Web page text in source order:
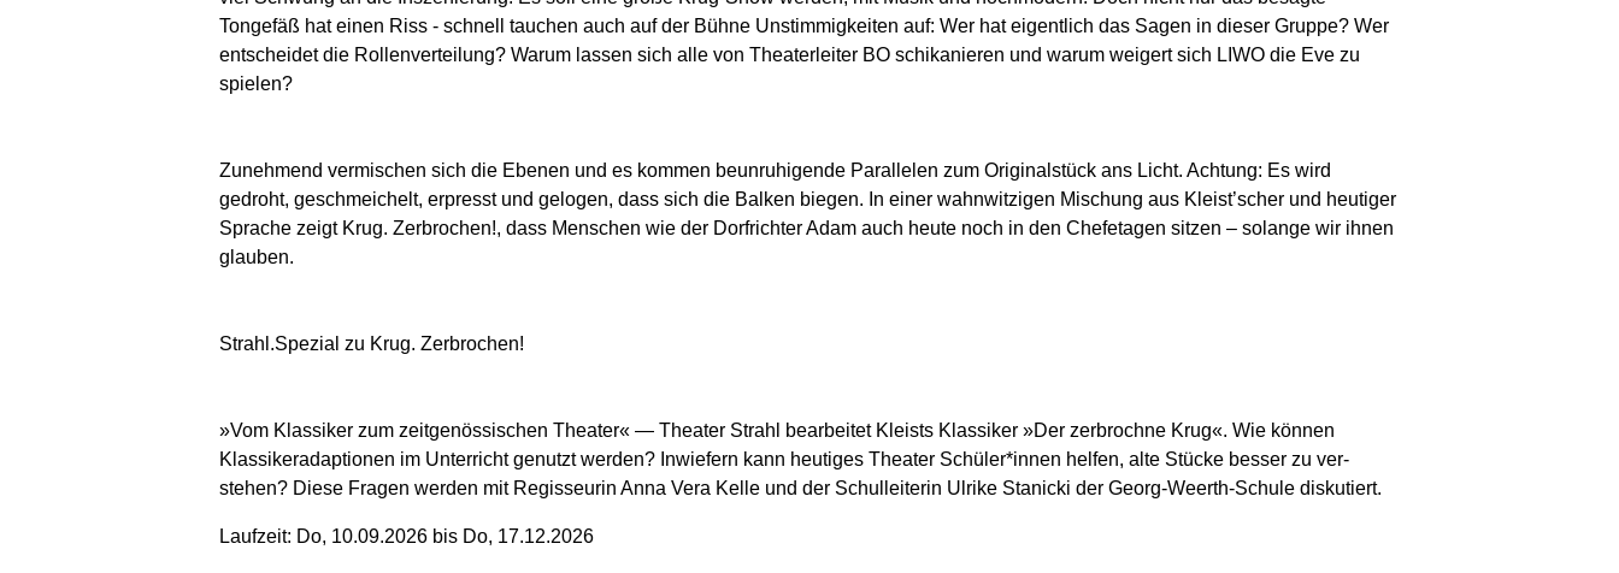
Tongefäß hat einen Riss - schnell tauchen auch auf der Bühne Unstimmigkeiten auf: Wer hat eigentlich das Sagen in dieser Gruppe? Wer
entscheidet die Rollenverteilung? Warum lassen sich alle von Theaterleiter BO schikanieren und warum weigert sich LIWO die Eve zu
spielen?
Zunehmend vermischen sich die Ebenen und es kommen beunruhigende Parallelen zum Originalstück ans Licht. Achtung: Es wird
gedroht, geschmeichelt, erpresst und gelogen, dass sich die Balken biegen. In einer wahnwitzigen Mischung aus Kleist’scher und heutiger
Sprache zeigt Krug. Zerbrochen!, dass Menschen wie der Dorfrichter Adam auch heute noch in den Chefetagen sitzen – solange wir ihnen
glauben.
Strahl.Spezial zu Krug. Zerbrochen!
»Vom Klassiker zum zeitgenössischen Theater« — Theater Strahl bearbeitet Kleists Klassiker »Der zerbrochne Krug«. Wie können
Klassikeradaptionen im Unterricht genutzt werden? Inwiefern kann heutiges Theater Schüler*innen helfen, alte Stücke besser zu ver-
stehen? Diese Fragen werden mit Regisseurin Anna Vera Kelle und der Schulleiterin Ulrike Stanicki der Georg-Weerth-Schule diskutiert.
Laufzeit: Do, 10.09.2026 bis Do, 17.12.2026